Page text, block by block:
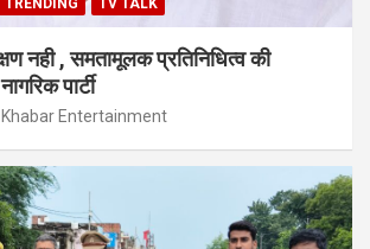
TRENDING TV TALK
नही , समतामूलक प्रतिनिधित्व की
पार्टी
Khabar Entertainment